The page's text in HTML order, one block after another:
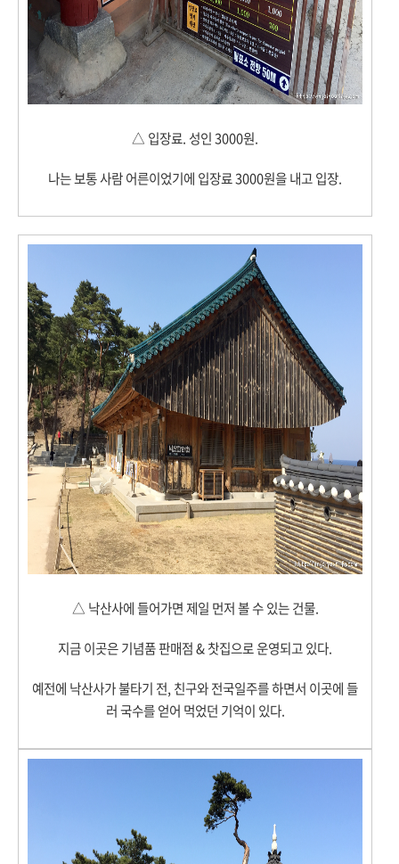
△ 입장료. 성인 3000원.
나는 보통 사람 어른이었기에 입장료 3000원을 내고 입장.
△ 낙산사에 들어가면 제일 먼저 볼 수 있는 건물.
지금 이곳은 기념품 판매점 & 찻집으로 운영되고 있다.
예전에 낙산사가 불타기 전, 친구와 전국일주를 하면서 이곳에 들
러 국수를 얻어 먹었던 기억이 있다.